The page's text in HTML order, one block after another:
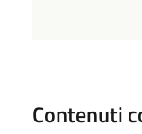
Contenuti